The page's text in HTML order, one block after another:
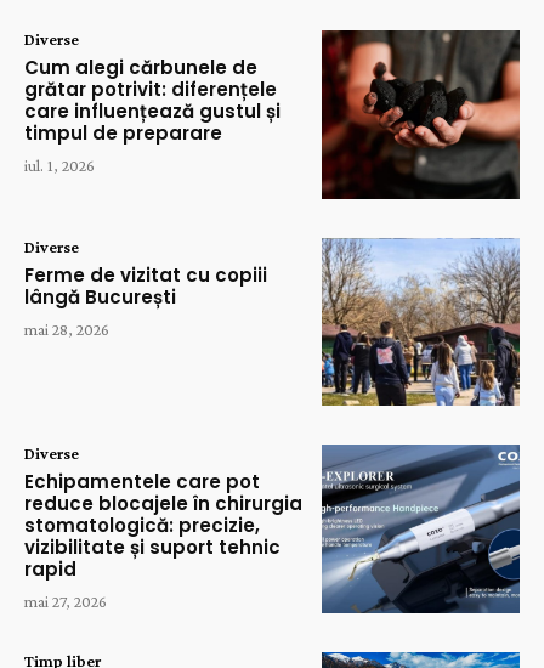
Diverse
Cum alegi cărbunele de
grătar potrivit: diferențele
care influențează gustul și
timpul de preparare
iul. 1, 2026
Diverse
Ferme de vizitat cu copiii
lângă București
mai 28, 2026
Diverse
Echipamentele care pot
reduce blocajele în chirurgia
stomatologică: precizie,
vizibilitate și suport tehnic
rapid
mai 27, 2026
Timp liber